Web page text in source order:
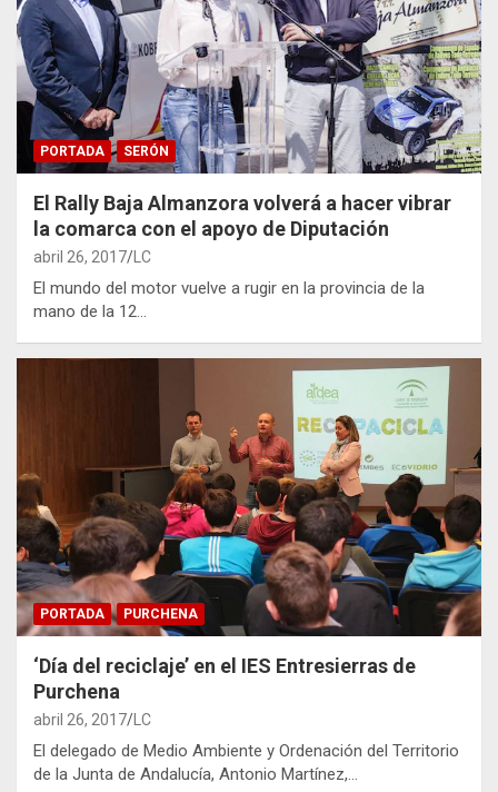
PORTADA SERÓN
El Rally Baja Almanzora volverá a hacer vibrar
la comarca con el apoyo de Diputación
abril 26, 2017 LC
El mundo del motor vuelve a rugir en la provincia de la
mano de la 12…
PORTADA PURCHENA
‘Día del reciclaje’ en el IES Entresierras de
Purchena
abril 26, 2017 LC
El delegado de Medio Ambiente y Ordenación del Territorio
de la Junta de Andalucía, Antonio Martínez,…